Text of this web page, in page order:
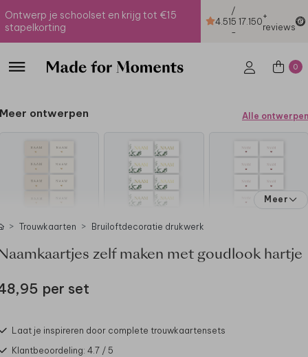
Ontwerp je schoolset en krijg tot €15
stapelkorting
4.51
/
5
-
17.150+
reviews
0
Meer ontwerpen Alle ontwerpen
Meer
Trouwkaarten Bruiloftdecoratie drukwerk
zelf maken met goudlook hartje
per set
Laat je inspireren door complete trouwkaartensets
Klantbeoordeling: 4.7 / 5